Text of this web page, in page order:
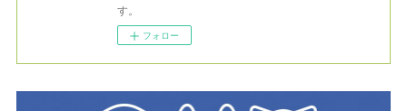
す。
フォロー